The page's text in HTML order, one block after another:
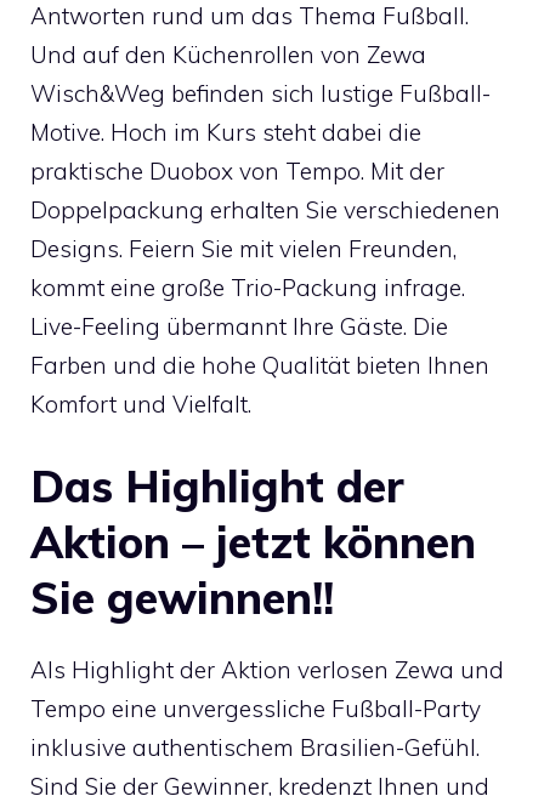
Antworten rund um das Thema Fußball.
Und auf den Küchenrollen von Zewa
Wisch&Weg befinden sich lustige Fußball-
Motive. Hoch im Kurs steht dabei die
praktische Duobox von Tempo. Mit der
Doppelpackung erhalten Sie verschiedenen
Designs. Feiern Sie mit vielen Freunden,
kommt eine große Trio-Packung infrage.
Live-Feeling übermannt Ihre Gäste. Die
Farben und die hohe Qualität bieten Ihnen
Komfort und Vielfalt.
Das Highlight der
Aktion – jetzt können
Sie gewinnen!!
Als Highlight der Aktion verlosen Zewa und
Tempo eine unvergessliche Fußball-Party
inklusive authentischem Brasilien-Gefühl.
Sind Sie der Gewinner, kredenzt Ihnen und